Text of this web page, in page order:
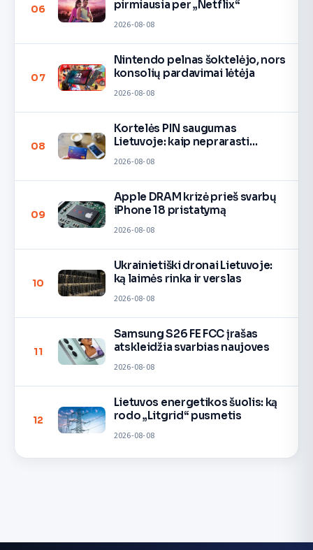
06
pirmiausia per „Netflix“
2026-08-08
07
Nintendo pelnas šoktelėjo, nors
konsolių pardavimai lėtėja
2026-08-08
08
Kortelės PIN saugumas
Lietuvoje: kaip neprarasti
2026-08-08
09
Apple DRAM krizė prieš svarbų
iPhone 18 pristatymą
2026-08-08
10
Ukrainietiški dronai Lietuvoje:
ką laimės rinka ir verslas
2026-08-08
11
Samsung S26 FE FCC įrašas
atskleidžia svarbias naujoves
2026-08-08
12
Lietuvos energetikos šuolis: ką
rodo „Litgrid“ pusmetis
2026-08-08